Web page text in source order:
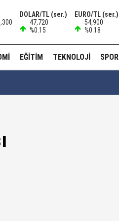
DOLAR/TL (ser.)
47,720
%0.15
EURO/TL (ser.)
54,900
%0.18
EĞITIM TEKNOLOJI SPOR
oradan alırım…'
düzenli para göndermiş!